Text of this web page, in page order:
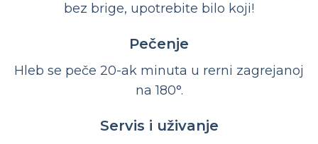
bez brige, upotrebite bilo koji!
Pečenje
Hleb se peče 20-ak minuta u rerni zagrejanoj
na 180°.
Servis i uživanje